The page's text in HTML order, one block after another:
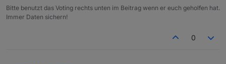
Bitte benutzt das Voting rechts unten im Beitrag wenn er euch geholfen hat.
Immer Daten sichern!
0